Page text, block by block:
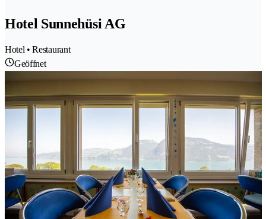
Hotel Sunnehüsi AG
Hotel • Restaurant
Geöffnet